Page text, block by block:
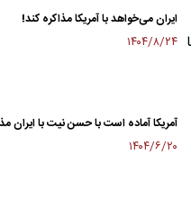
ایران می‌خواهد با آمریکا مذاکره کند!
۱۴۰۴/۸/۲۴
آمریکا آماده‌ است با حسن نیت با ایران
۱۴۰۴/۶/۲۰